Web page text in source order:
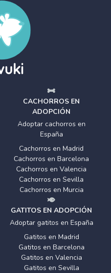
CACHORROS EN
ADOPCIÓN
Adoptar cachorros en
España
Cachorros en Madrid
Cachorros en Barcelona
Cachorros en Valencia
Cachorros en Sevilla
Cachorros en Murcia
GATITOS EN ADOPCIÓN
Adoptar gatitos en España
Gatitos en Madrid
Gatitos en Barcelona
Gatitos en Valencia
Gatitos en Sevilla